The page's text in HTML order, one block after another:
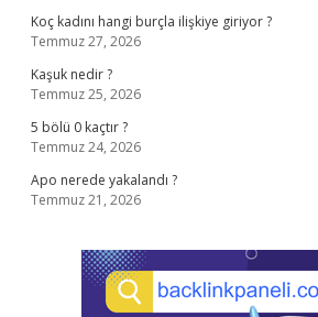
Koç kadını hangi burçla ilişkiye giriyor ?
Temmuz 27, 2026
Kaşuk nedir ?
Temmuz 25, 2026
5 bölü 0 kaçtır ?
Temmuz 24, 2026
Apo nerede yakalandı ?
Temmuz 21, 2026